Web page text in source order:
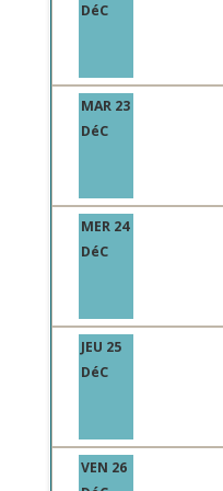
DéC
MAR 23
DéC
MER 24
DéC
JEU 25
DéC
VEN 26